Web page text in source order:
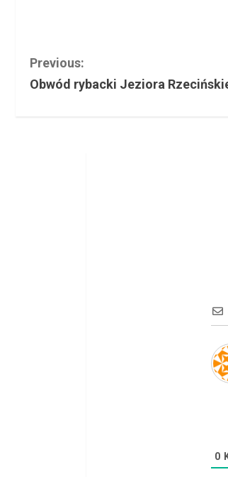
C
o
Previous:
Obwód rybacki Jeziora
0